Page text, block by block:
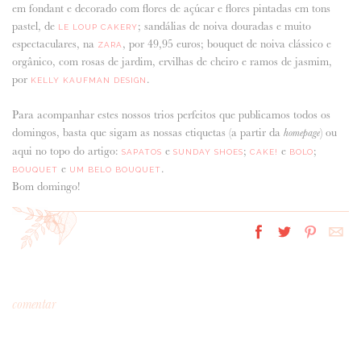
em fondant e decorado com flores de açúcar e flores pintadas em tons
pastel, de LE LOUP CAKERY; sandálias de noiva douradas e muito
espectaculares, na
ZARA , por 49,95 euros; bouquet de noiva clássico e
orgânico, com rosas de jardim, ervilhas de cheiro e ramos de jasmim,
por KELLY KAUFMAN DESIGN .
Para acompanhar estes nossos trios perfeitos que publicamos todos os
domingos, basta que sigam as nossas etiquetas (a partir da homepage) ou
aqui no topo do artigo: SAPATOS e SUNDAY SHOES; CAKE! e BOLO;
BOUQUET e UM BELO BOUQUET .
Bom domingo!
comentar